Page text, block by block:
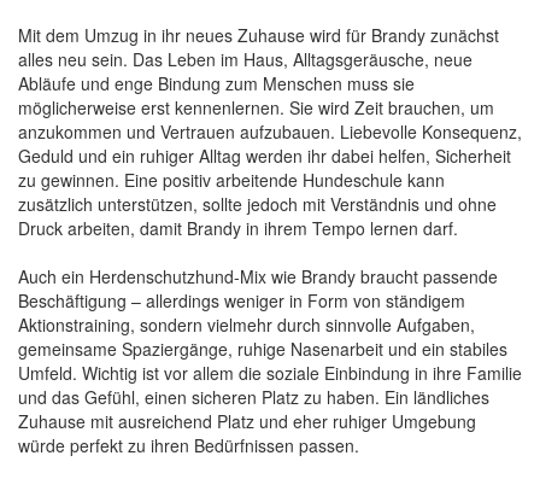
Mit dem Umzug in ihr neues Zuhause wird für Brandy zunächst
alles neu sein. Das Leben im Haus, Alltagsgeräusche, neue
Abläufe und enge Bindung zum Menschen muss sie
möglicherweise erst kennenlernen. Sie wird Zeit brauchen, um
anzukommen und Vertrauen aufzubauen. Liebevolle Konsequenz,
Geduld und ein ruhiger Alltag werden ihr dabei helfen, Sicherheit
zu gewinnen. Eine positiv arbeitende Hundeschule kann
zusätzlich unterstützen, sollte jedoch mit Verständnis und ohne
Druck arbeiten, damit Brandy in ihrem Tempo lernen darf.
Auch ein Herdenschutzhund-Mix wie Brandy braucht passende
Beschäftigung – allerdings weniger in Form von ständigem
Aktionstraining, sondern vielmehr durch sinnvolle Aufgaben,
gemeinsame Spaziergänge, ruhige Nasenarbeit und ein stabiles
Umfeld. Wichtig ist vor allem die soziale Einbindung in ihre Familie
und das Gefühl, einen sicheren Platz zu haben. Ein ländliches
Zuhause mit ausreichend Platz und eher ruhiger Umgebung
würde perfekt zu ihren Bedürfnissen passen.